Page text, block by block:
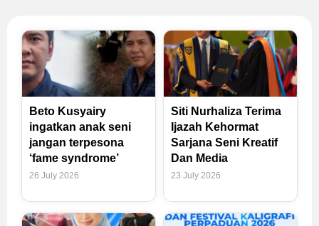
Beto Kusyairy
ingatkan anak seni
jangan terpesona
‘fame syndrome’
26 July 2026
Siti Nurhaliza Terima
Ijazah Kehormat
Sarjana Seni Kreatif
Dan Media
23 July 2026
PagePagePage Page